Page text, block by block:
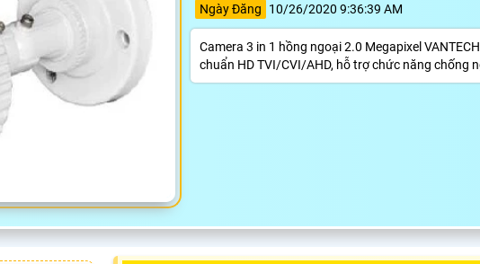
Ngày Đăng
10/26/2020 9:36:39 AM
Camera 3 in 1 hồng ngoại 2.0 Megapixel
chuẩn HD TVI/CVI/AHD, hỗ trợ chức năng chống